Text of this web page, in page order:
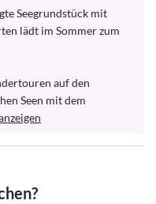
Seegrundstück mit
lädt im Sommer zum
auf den
Seen mit dem